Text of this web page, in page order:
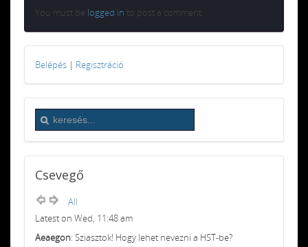
You must be logged in to post a comment.
Belépés | Regisztráció
Csevegő
All
Latest on Wed, 11:48 am
Aeaegon: Sziasztok! Hogy lehet nevezni a HST-be?